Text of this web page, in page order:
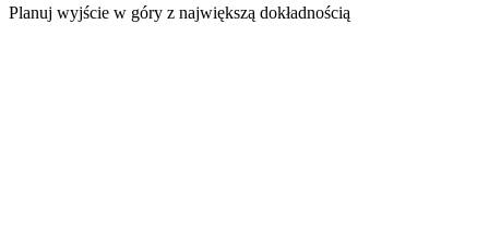
Planuj wyjście w góry z największą dokładnością